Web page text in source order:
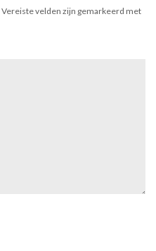
Vereiste velden zijn gemarkeerd met